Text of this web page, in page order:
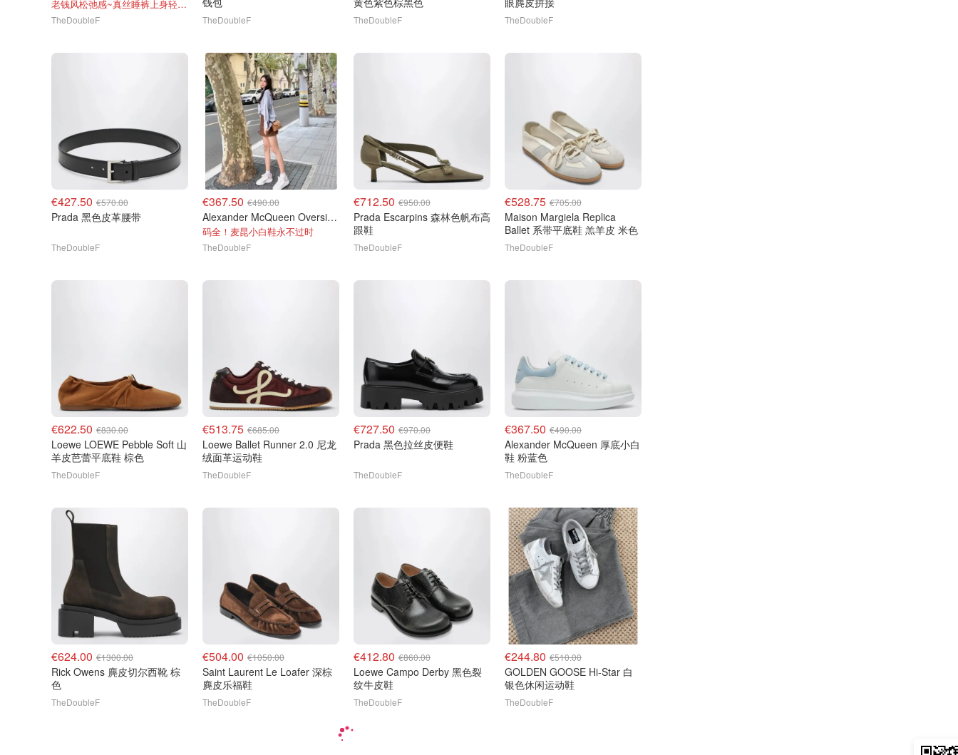
老钱风松弛感~真丝睡裤上身轻盈又高级
TheDoubleF TheDoubleF TheDoubleF TheDoubleF
€427.50 €570.00
Prada 黑色皮革腰带
TheDoubleF
€367.50 €490.00
Alexander McQueen Oversize 运动鞋 白色
码全！麦昆小白鞋永不过时
TheDoubleF
€712.50 €950.00
Prada Escarpins 森林色帆布高
跟鞋
TheDoubleF
€528.75 €705.00
Maison Margiela Replica
Ballet 系带平底鞋 羔羊皮 米色
TheDoubleF
€622.50 €830.00
Loewe LOEWE Pebble Soft 山
羊皮芭蕾平底鞋 棕色
TheDoubleF
€513.75 €685.00
Loewe Ballet Runner 2.0 尼龙
绒面革运动鞋
TheDoubleF
€727.50 €970.00
Prada 黑色拉丝皮便鞋
TheDoubleF
€367.50 €490.00
Alexander McQueen 厚底小白
鞋 粉蓝色
TheDoubleF
€624.00 €1300.00
Rick Owens 麂皮切尔西靴 棕
色
TheDoubleF
€504.00 €1050.00
Saint Laurent Le Loafer 深棕
麂皮乐福鞋
TheDoubleF
€412.80 €860.00
Loewe Campo Derby 黑色裂
纹牛皮鞋
TheDoubleF
€244.80 €510.00
GOLDEN GOOSE Hi-Star 白
银色休闲运动鞋
TheDoubleF